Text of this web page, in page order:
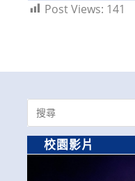
Post Views: 141
Search
for:
校園影片